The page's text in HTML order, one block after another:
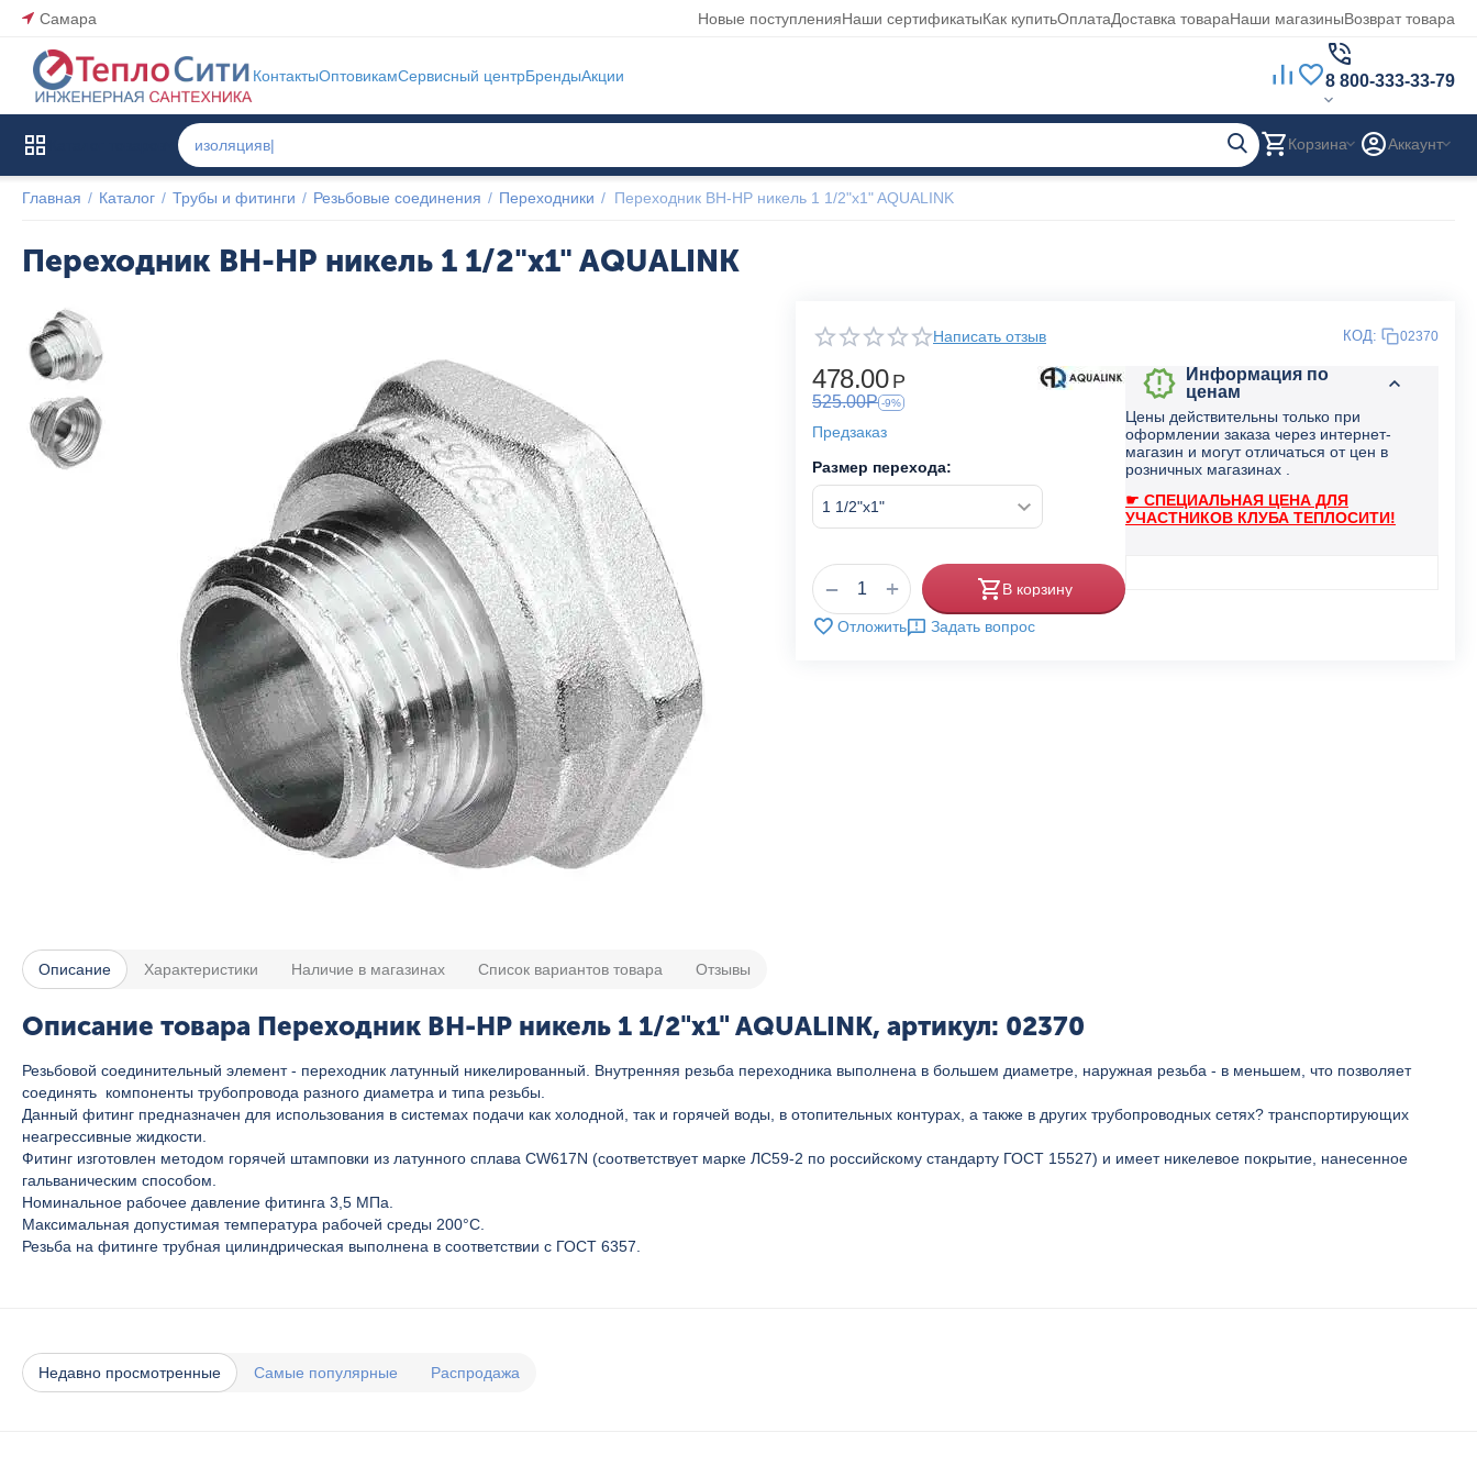
Самара Новые поступленияНаши сертификатыКак купитьОплатаДоставка товараНаши магазиныВозврат товара
КонтактыОптовикамСервисный центрБрендыАкции 8 800-333-33-79
Корзина Аккаунт
Главная / Каталог / Трубы и фитинги / Резьбовые соединения / Переходники / Переходник ВН-НР никель 1 1/2"x1" AQUALINK
Переходник ВН-НР никель 1 1/2"x1" AQUALINK
Указана
цена
последней
продажи
Написать отзыв КОД: 02370
478.00 Р
525.00Р -9%
Предзаказ
Размер перехода:
+
− В корзину
Отложить Задать вопрос
Информация по
ценам
Цены действительны только при
оформлении заказа через интернет-
магазин и могут отличаться от цен в
розничных магазинах .
☛ СПЕЦИАЛЬНАЯ ЦЕНА ДЛЯ
УЧАСТНИКОВ КЛУБА ТЕПЛОСИТИ!
Описание Характеристики Наличие в магазинах Список вариантов товара Отзывы
Описание товара Переходник ВН-НР никель 1 1/2"x1" AQUALINK, артикул: 02370
Резьбовой соединительный элемент - переходник латунный никелированный. Внутренняя резьба переходника выполнена в большем диаметре, наружная резьба - в меньшем, что позволяет
соединять компоненты трубопровода разного диаметра и типа резьбы.
Данный фитинг предназначен для использования в системах подачи как холодной, так и горячей воды, в отопительных контурах, а также в других трубопроводных сетях? транспортирующих
неагрессивные жидкости.
Фитинг изготовлен методом горячей штамповки из латунного сплава CW617N (соответствует марке ЛС59-2 по российскому стандарту ГОСТ 15527) и имеет никелевое покрытие, нанесенное
гальваническим способом.
Номинальное рабочее давление фитинга 3,5 МПа.
Максимальная допустимая температура рабочей среды 200°C.
Резьба на фитинге трубная цилиндрическая выполнена в соответствии с ГОСТ 6357.
Недавно просмотренные Самые популярные Распродажа